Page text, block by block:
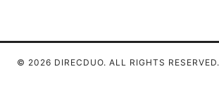
© 2026 DIRECDUO. ALL RIGHTS RESERVED.